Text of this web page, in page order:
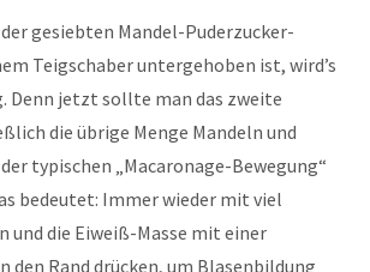
gesiebten Mandel-Puderzucker-
Teigschaber untergehoben ist, wird’s
Denn jetzt sollte man das zweite
die übrige Menge Mandeln und
typischen „Macaronage-Bewegung“
bedeutet: Immer wieder mit viel
und die Eiweiß-Masse mit einer
den Rand drücken, um Blasenbildung